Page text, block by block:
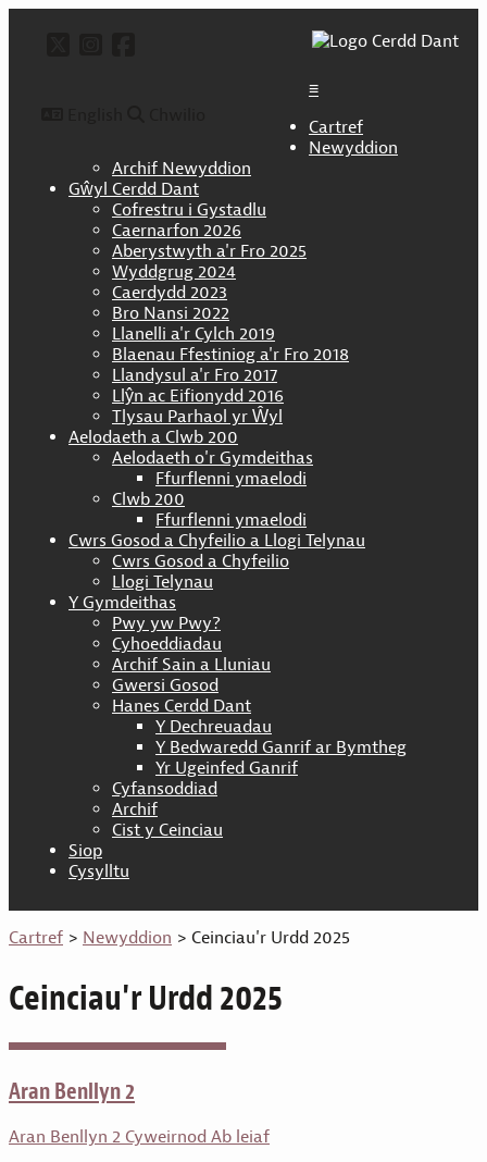
@CerddDant ar Twitter
@cerdd_dant ar instagram
Cymdeithas Cerdd Dant
≡
Cartref
Newyddion
Archif Newyddion
Gŵyl Cerdd Dant
Cofrestru i Gystadlu
Caernarfon 2026
Aberystwyth a'r Fro 2025
Wyddgrug 2024
Caerdydd 2023
Bro Nansi 2022
Llanelli a'r Cylch 2019
Blaenau Ffestiniog a'r Fro 2018
Llandysul a'r Fro 2017
Llŷn ac Eifionydd 2016
Tlysau Parhaol yr Ŵyl
Aelodaeth a Clwb 200
Aelodaeth o'r Gymdeithas
Ffurflenni ymaelodi
Clwb 200
Ffurflenni ymaelodi
Cwrs Gosod a Chyfeilio a Llogi Telynau
Cwrs Gosod a Chyfeilio
Llogi Telynau
Y Gymdeithas
Pwy yw Pwy?
Cyhoeddiadau
Archif Sain a Lluniau
Gwersi Gosod
Hanes Cerdd Dant
Y Dechreuadau
Y Bedwaredd Ganrif ar Bymtheg
Yr Ugeinfed Ganrif
Cyfansoddiad
Archif
Cist y Ceinciau
Siop
Cysylltu
Cartref > Newyddion > Ceinciau'r Urdd 2025
Ceinciau'r Urdd 2025
Aran Benllyn 2
Aran Benllyn 2 Cyweirnod Ab leiaf